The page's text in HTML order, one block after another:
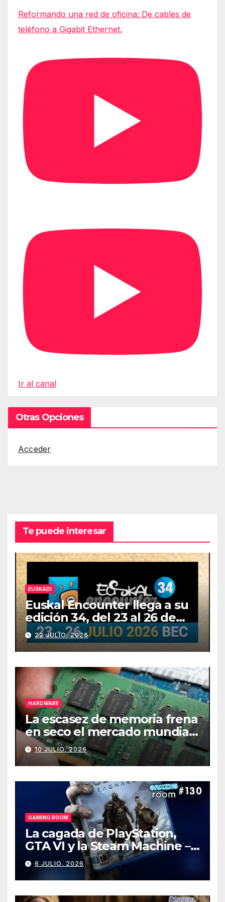
Reformando una red de oficina: De cables de
teléfono a Gigabit Ethernet.
Ir al canal
Otras Opciones
Acceder
Te puede interesar
EUSKADI
Euskal Encounter llega a su
edición 34, del 23 al 26 de
julio
22 JULIO, 2026
HARDWARE
La escasez de memoria frena
en seco el mercado mundial
de PCs
10 JULIO, 2026
GAMING ROOM
La cagada de PlayStation,
GTA VI y la Steam Machine –
Gaming Room #130
6 JULIO, 2026